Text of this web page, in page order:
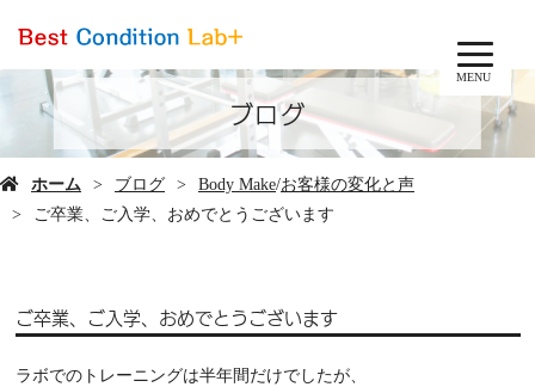
MENU
ブログ
ホーム ブログ Body Make/お客様の変化と声
ご卒業、ご入学、おめでとうございます
ご卒業、ご入学、おめでとうございます
ラボでのトレーニングは半年間だけでしたが、